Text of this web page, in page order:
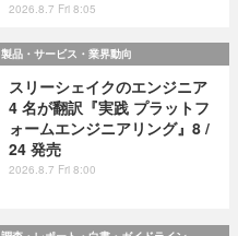
2026.8.7 Fri 8:05
製品・サービス・業界動向
スリーシェイクのエンジニア
4 名が翻訳『実践 プラットフ
ォームエンジニアリング』8 /
24 発売
2026.8.7 Fri 8:00